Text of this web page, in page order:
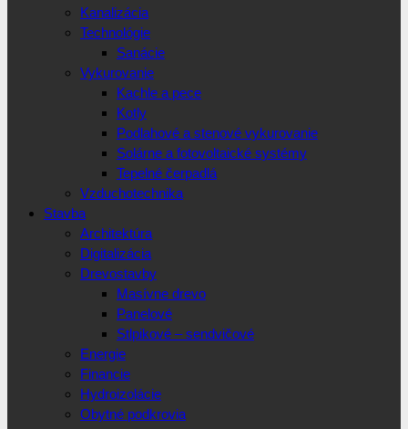
Kanalizácia
Technológie
Sanácie
Vykurovanie
Kachle a pece
Kotly
Podlahové a stenové vykurovanie
Solárne a fotovoltaické systémy
Tepelné čerpadlá
Vzduchotechnika
Stavba
Architektúra
Digitalizácia
Drevostavby
Masívne drevo
Panelové
Stlpikové – sendvičové
Energie
Financie
Hydroizolácie
Obytné podkrovia